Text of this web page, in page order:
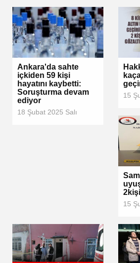
Ankara'da sahte
içkiden 59 kişi
hayatını kaybetti:
Soruşturma devam
ediyor
18 Şubat 2025 Salı
15
15